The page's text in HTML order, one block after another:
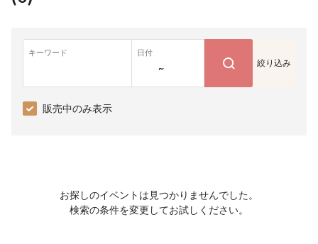
キーワード 日付
~ 絞り込み
販売中のみ表示
お探しのイベントは見つかりませんでした。
検索の条件を変更してお試しください。